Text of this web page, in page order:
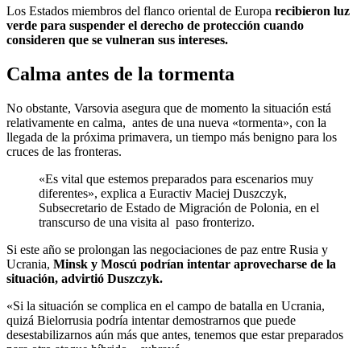
Los Estados miembros del flanco oriental de Europa recibieron luz
verde para suspender el derecho de protección cuando
consideren que se vulneran sus intereses.
Calma antes de la tormenta
No obstante, Varsovia asegura que de momento la situación está
relativamente en calma, antes de una nueva «tormenta», con la
llegada de la próxima primavera, un tiempo más benigno para los
cruces de las fronteras.
«Es vital que estemos preparados para escenarios muy
diferentes», explica a Euractiv Maciej Duszczyk,
Subsecretario de Estado de Migración de Polonia, en el
transcurso de una visita al paso fronterizo.
Si este año se prolongan las negociaciones de paz entre Rusia y
Ucrania, Minsk y Moscú podrían intentar aprovecharse de la
situación, advirtió Duszczyk.
«Si la situación se complica en el campo de batalla en Ucrania,
quizá Bielorrusia podría intentar demostrarnos que puede
desestabilizarnos aún más que antes, tenemos que estar preparados